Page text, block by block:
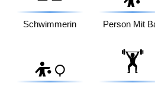
Schwimmerin Person Mit
⛹️‍♀️ 🏋️